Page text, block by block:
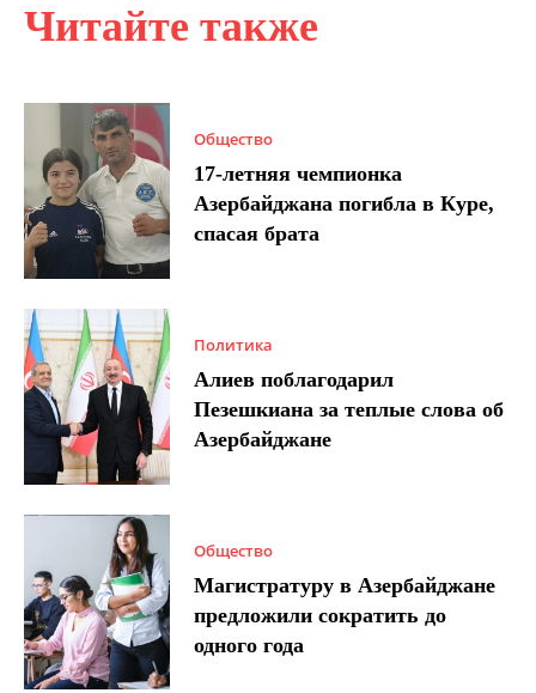
Читайте также
Общество
17-летняя чемпионка
Азербайджана погибла в Куре,
спасая брата
Политика
Алиев поблагодарил
Пезешкиана за теплые слова об
Азербайджане
Общество
Магистратуру в Азербайджане
предложили сократить до
одного года